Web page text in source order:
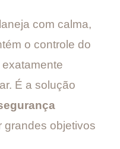
com calma,
o controle do
É a solução
grandes objetivos